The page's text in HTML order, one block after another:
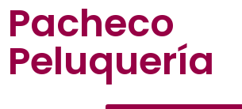
Pacheco
Peluquería